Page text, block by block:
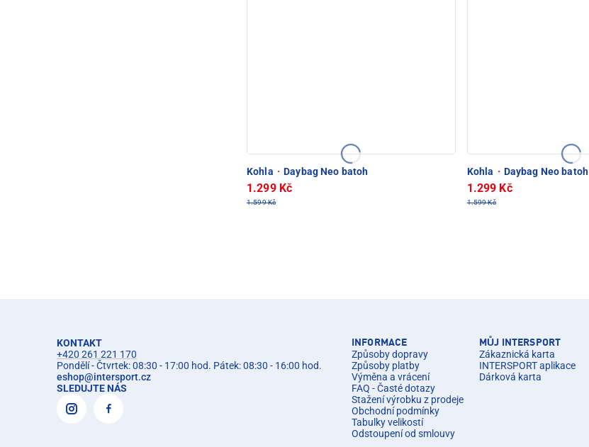
Kohla · Daybag Neo batoh
1.299 Kč
1.599 Kč
Kohla · Daybag Neo batoh
1.299 Kč
1.599 Kč
KONTAKT
+420 261 221 170
Pondělí - Čtvrtek: 08:30 - 17:00 hod. Pátek: 08:30 - 16:00 hod.
eshop@intersport.cz
SLEDUJTE NÁS
INFORMACE
Způsoby dopravy
Způsoby platby
Výměna a vrácení
FAQ - Časté dotazy
Stažení výrobku z prodeje
Obchodní podmínky
Tabulky velikostí
Odstoupení od smlouvy
MŮJ INTERSPORT
Zákaznická karta
INTERSPORT aplikace
Dárková karta